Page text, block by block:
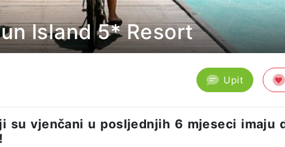
Island 5* Resort
Upit
su vjenčani u posljednjih 6 mjeseci imaju